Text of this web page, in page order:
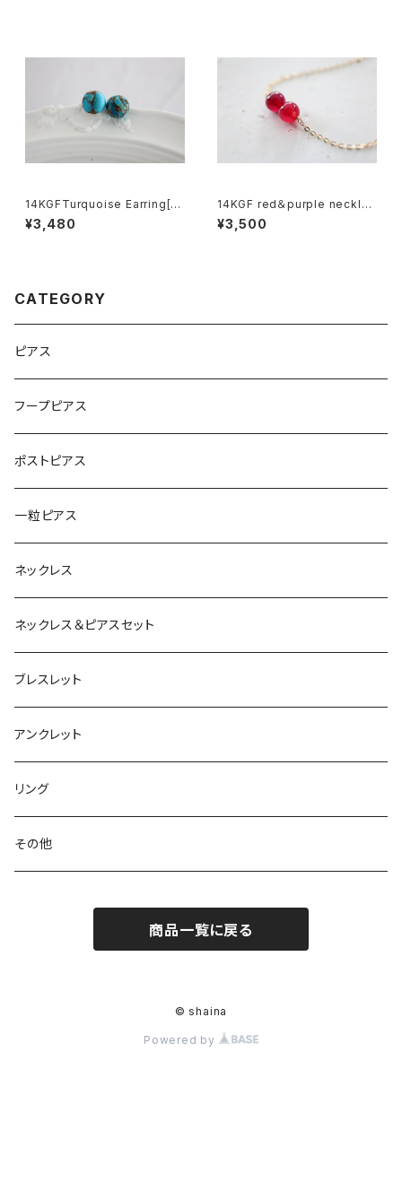
14KGFTurquoise Earring[k
gf5580]
¥3,480
14KGF red＆purple necklac
e[nc1231]
¥3,500
CATEGORY
ピアス
フープピアス
ポストピアス
一粒ピアス
ネックレス
ネックレス＆ピアスセット
ブレスレット
アンクレット
リング
その他
商品一覧に戻る
© shaina
Powered by